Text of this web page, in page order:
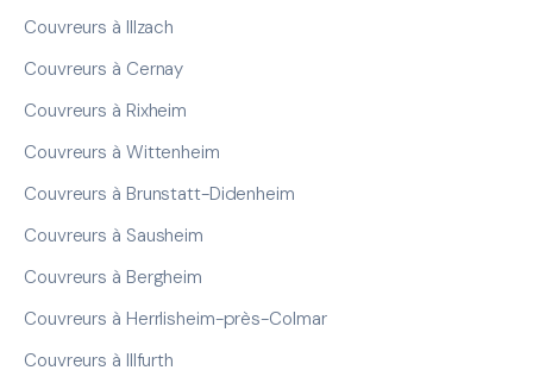
Couvreurs à Illzach
Couvreurs à Cernay
Couvreurs à Rixheim
Couvreurs à Wittenheim
Couvreurs à Brunstatt-Didenheim
Couvreurs à Sausheim
Couvreurs à Bergheim
Couvreurs à Herrlisheim-près-Colmar
Couvreurs à Illfurth